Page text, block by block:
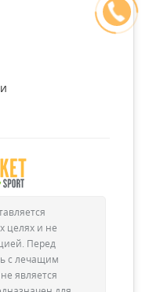
целях и не
Перед
с лечащим
является